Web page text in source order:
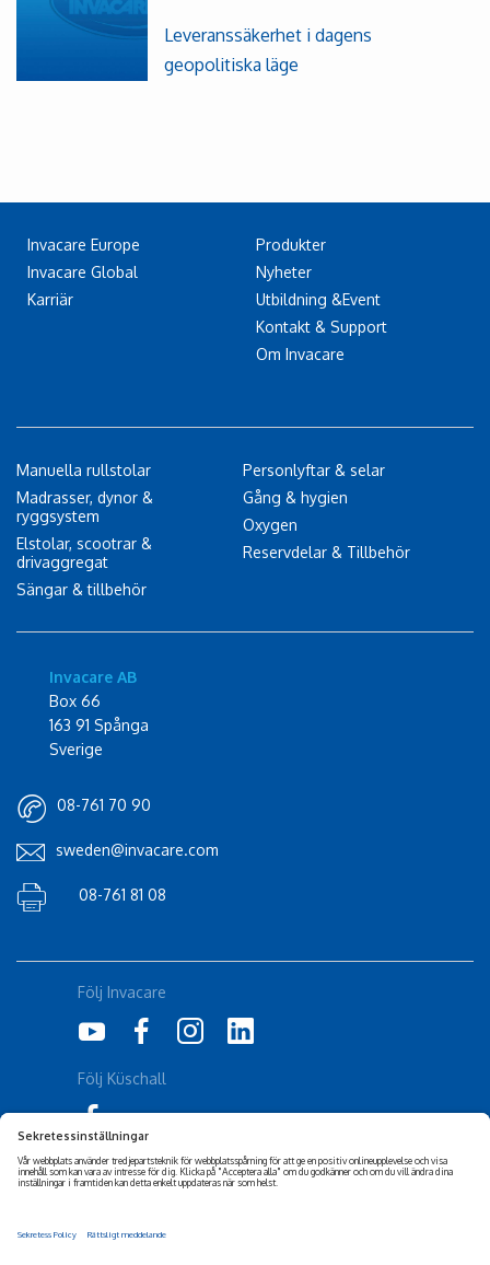
Leveranssäkerhet i dagens
geopolitiska läge
Invacare Europe
Invacare Global
Karriär
Produkter
Nyheter
Utbildning &Event
Kontakt & Support
Om Invacare
Manuella rullstolar
Madrasser, dynor &
ryggsystem
Elstolar, scootrar &
drivaggregat
Sängar & tillbehör
Personlyftar & selar
Gång & hygien
Oxygen
Reservdelar & Tillbehör
Invacare AB
Box 66
163 91 Spånga
Sverige
08-761 70 90
sweden@invacare.com
08-761 81 08
Tillgänglighetsuttalande
Följ Invacare
Följ Küschall